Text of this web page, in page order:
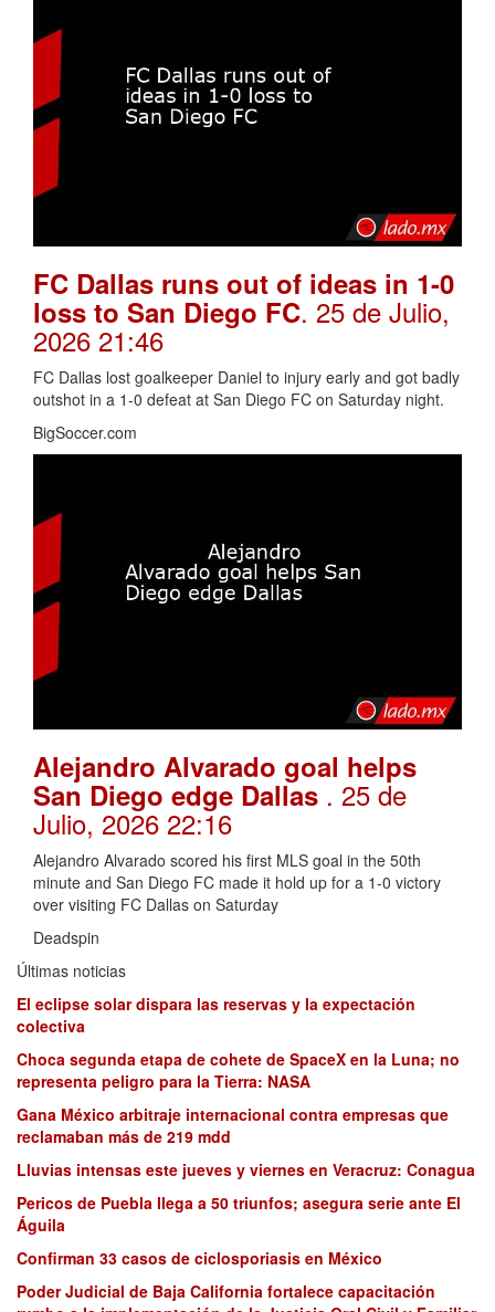
FC Dallas runs out of ideas in 1-0
loss to San Diego FC. 25 de Julio,
2026 21:46
FC Dallas lost goalkeeper Daniel to injury early and got badly
outshot in a 1-0 defeat at San Diego FC on Saturday night.
BigSoccer.com
Alejandro Alvarado goal helps
San Diego edge Dallas . 25 de
Julio, 2026 22:16
Alejandro Alvarado scored his first MLS goal in the 50th
minute and San Diego FC made it hold up for a 1-0 victory
over visiting FC Dallas on Saturday
Deadspin
Últimas noticias
El eclipse solar dispara las reservas y la expectación
colectiva
Choca segunda etapa de cohete de SpaceX en la Luna; no
representa peligro para la Tierra: NASA
Gana México arbitraje internacional contra empresas que
reclamaban más de 219 mdd
Lluvias intensas este jueves y viernes en Veracruz: Conagua
Pericos de Puebla llega a 50 triunfos; asegura serie ante El
Águila
Confirman 33 casos de ciclosporiasis en México
Poder Judicial de Baja California fortalece capacitación